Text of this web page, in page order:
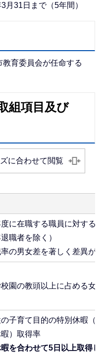
月31日まで（5年間）
育委員会が任命する
組項目及び
に合わせて閲覧
に在職する職員に対する
退職者を除く）
の男女差を著しく差異が
校園の教頭以上に占める女
の子育て目的の特別休暇（
暇）取得率
を合わせて5日以上取得